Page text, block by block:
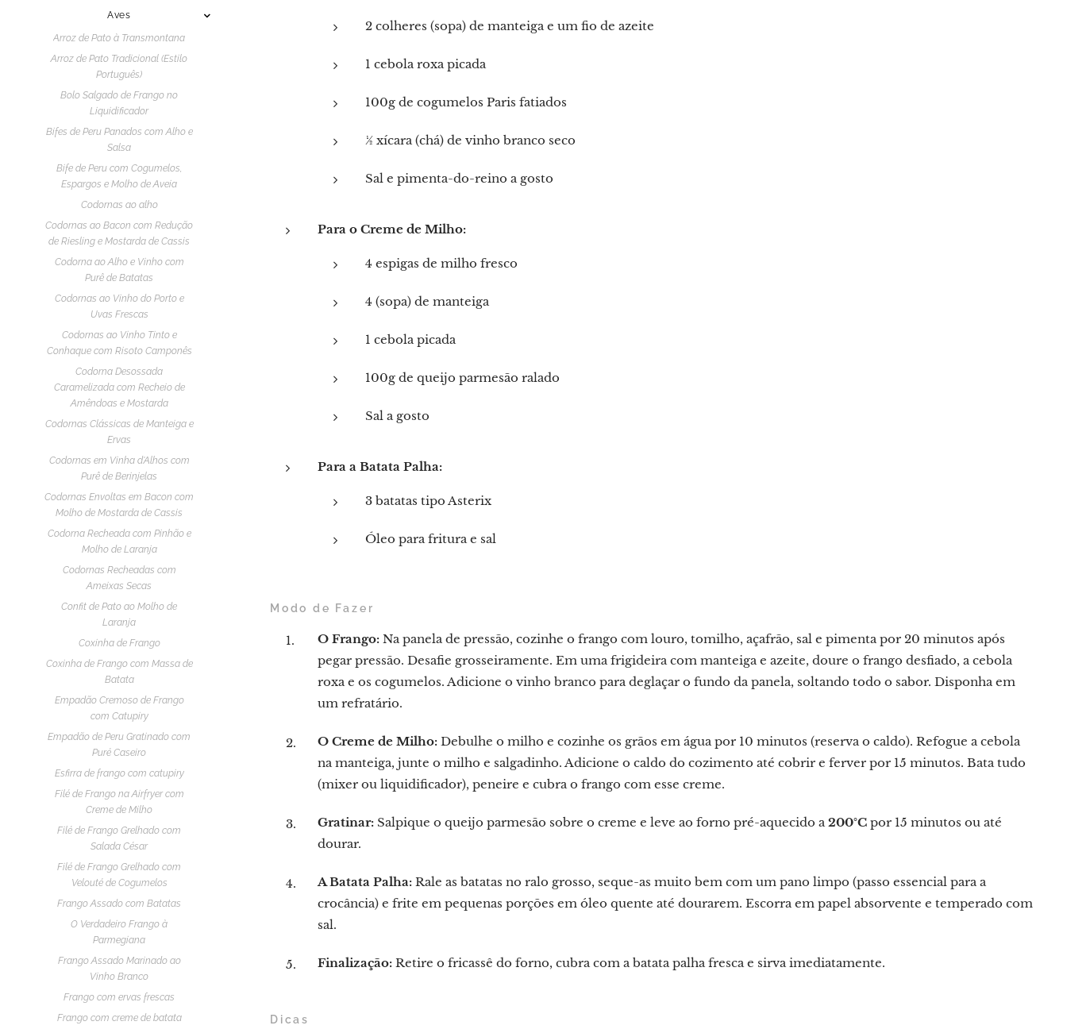
Aves
Arroz de Pato à Transmontana
Arroz de Pato Tradicional (Estilo
Português)
Bolo Salgado de Frango no
Liquidificador
Bifes de Peru Panados com Alho e
Salsa
Bife de Peru com Cogumelos,
Espargos e Molho de Aveia
Codornas ao alho
Codornas ao Bacon com Redução
de Riesling e Mostarda de Cassis
Codorna ao Alho e Vinho com
Purê de Batatas
Codornas ao Vinho do Porto e
Uvas Frescas
Codornas ao Vinho Tinto e
Conhaque com Risoto Camponês
Codorna Desossada
Caramelizada com Recheio de
Amêndoas e Mostarda
Codornas Clássicas de Manteiga e
Ervas
Codornas em Vinha d'Alhos com
Purê de Berinjelas
Codornas Envoltas em Bacon com
Molho de Mostarda de Cassis
Codorna Recheada com Pinhão e
Molho de Laranja
Codornas Recheadas com
Ameixas Secas
Confit de Pato ao Molho de
Laranja
Coxinha de Frango
Coxinha de Frango com Massa de
Batata
Empadão Cremoso de Frango
com Catupiry
Empadão de Peru Gratinado com
Puré Caseiro
Esfirra de frango com catupiry
Filé de Frango na Airfryer com
Creme de Milho
Filé de Frango Grelhado com
Salada César
Filé de Frango Grelhado com
Velouté de Cogumelos
Frango Assado com Batatas
O Verdadeiro Frango à
Parmegiana
Frango Assado Marinado ao
Vinho Branco
Frango com ervas frescas
Frango com creme de batata
2 colheres (sopa) de manteiga e um fio de azeite
1 cebola roxa picada
100g de cogumelos Paris fatiados
½ xícara (chá) de vinho branco seco
Sal e pimenta-do-reino a gosto
Para o Creme de Milho:
4 espigas de milho fresco
4 (sopa) de manteiga
1 cebola picada
100g de queijo parmesão ralado
Sal a gosto
Para a Batata Palha:
3 batatas tipo Asterix
Óleo para fritura e sal
Modo de Fazer
O Frango: Na panela de pressão, cozinhe o frango com louro, tomilho, açafrão, sal e pimenta por 20 minutos após
pegar pressão. Desafie grosseiramente. Em uma frigideira com manteiga e azeite, doure o frango desfiado, a cebola
roxa e os cogumelos. Adicione o vinho branco para deglaçar o fundo da panela, soltando todo o sabor. Disponha em
um refratário.
O Creme de Milho: Debulhe o milho e cozinhe os grãos em água por 10 minutos (reserva o caldo). Refogue a cebola
na manteiga, junte o milho e salgadinho. Adicione o caldo do cozimento até cobrir e ferver por 15 minutos. Bata tudo
(mixer ou liquidificador), peneire e cubra o frango com esse creme.
Gratinar: Salpique o queijo parmesão sobre o creme e leve ao forno pré-aquecido a200°C por 15 minutos ou até
dourar.
A Batata Palha: Rale as batatas no ralo grosso, seque-as muito bem com um pano limpo (passo essencial para a
crocância) e frite em pequenas porções em óleo quente até dourarem. Escorra em papel absorvente e temperado com
sal.
Finalização: Retire o fricassê ​​do forno, cubra com a batata palha fresca e sirva imediatamente.
Dicas